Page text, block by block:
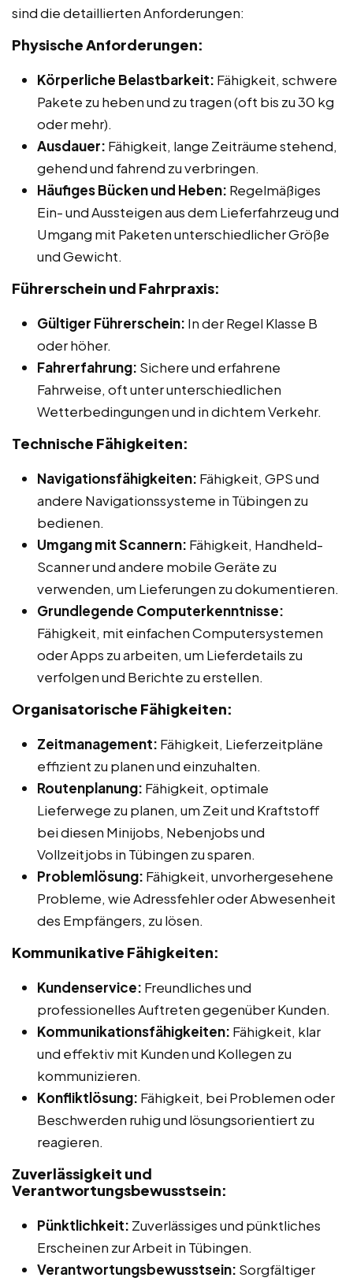
sind die detaillierten Anforderungen:
Physische Anforderungen:
Körperliche Belastbarkeit: Fähigkeit, schwere
Pakete zu heben und zu tragen (oft bis zu 30 kg
oder mehr).
Ausdauer: Fähigkeit, lange Zeiträume stehend,
gehend und fahrend zu verbringen.
Häufiges Bücken und Heben: Regelmäßiges
Ein- und Aussteigen aus dem Lieferfahrzeug und
Umgang mit Paketen unterschiedlicher Größe
und Gewicht.
Führerschein und Fahrpraxis:
Gültiger Führerschein: In der Regel Klasse B
oder höher.
Fahrerfahrung: Sichere und erfahrene
Fahrweise, oft unter unterschiedlichen
Wetterbedingungen und in dichtem Verkehr.
Technische Fähigkeiten:
Navigationsfähigkeiten: Fähigkeit, GPS und
andere Navigationssysteme in Tübingen zu
bedienen.
Umgang mit Scannern: Fähigkeit, Handheld-
Scanner und andere mobile Geräte zu
verwenden, um Lieferungen zu dokumentieren.
Grundlegende Computerkenntnisse:
Fähigkeit, mit einfachen Computersystemen
oder Apps zu arbeiten, um Lieferdetails zu
verfolgen und Berichte zu erstellen.
Organisatorische Fähigkeiten:
Zeitmanagement: Fähigkeit, Lieferzeitpläne
effizient zu planen und einzuhalten.
Routenplanung: Fähigkeit, optimale
Lieferwege zu planen, um Zeit und Kraftstoff
bei diesen Minijobs, Nebenjobs und
Vollzeitjobs in Tübingen zu sparen.
Problemlösung: Fähigkeit, unvorhergesehene
Probleme, wie Adressfehler oder Abwesenheit
des Empfängers, zu lösen.
Kommunikative Fähigkeiten:
Kundenservice: Freundliches und
professionelles Auftreten gegenüber Kunden.
Kommunikationsfähigkeiten: Fähigkeit, klar
und effektiv mit Kunden und Kollegen zu
kommunizieren.
Konfliktlösung: Fähigkeit, bei Problemen oder
Beschwerden ruhig und lösungsorientiert zu
reagieren.
Zuverlässigkeit und
Verantwortungsbewusstsein:
Pünktlichkeit: Zuverlässiges und pünktliches
Erscheinen zur Arbeit in Tübingen.
Verantwortungsbewusstsein: Sorgfältiger